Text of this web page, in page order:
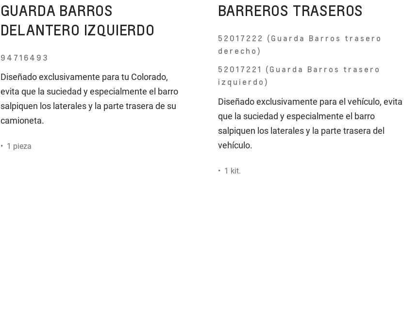
GUARDA BARROS
DELANTERO IZQUIERDO
94716493
Diseñado exclusivamente para tu Colorado,
evita que la suciedad y especialmente el barro
salpiquen los laterales y la parte trasera de su
camioneta.
• 1 pieza
BARREROS TRASEROS
52017222 (Guarda Barros trasero
derecho)
52017221 (Guarda Barros trasero
izquierdo)
Diseñado exclusivamente para el vehículo, evita
que la suciedad y especialmente el barro
salpiquen los laterales y la parte trasera del
vehículo.
• 1 kit.